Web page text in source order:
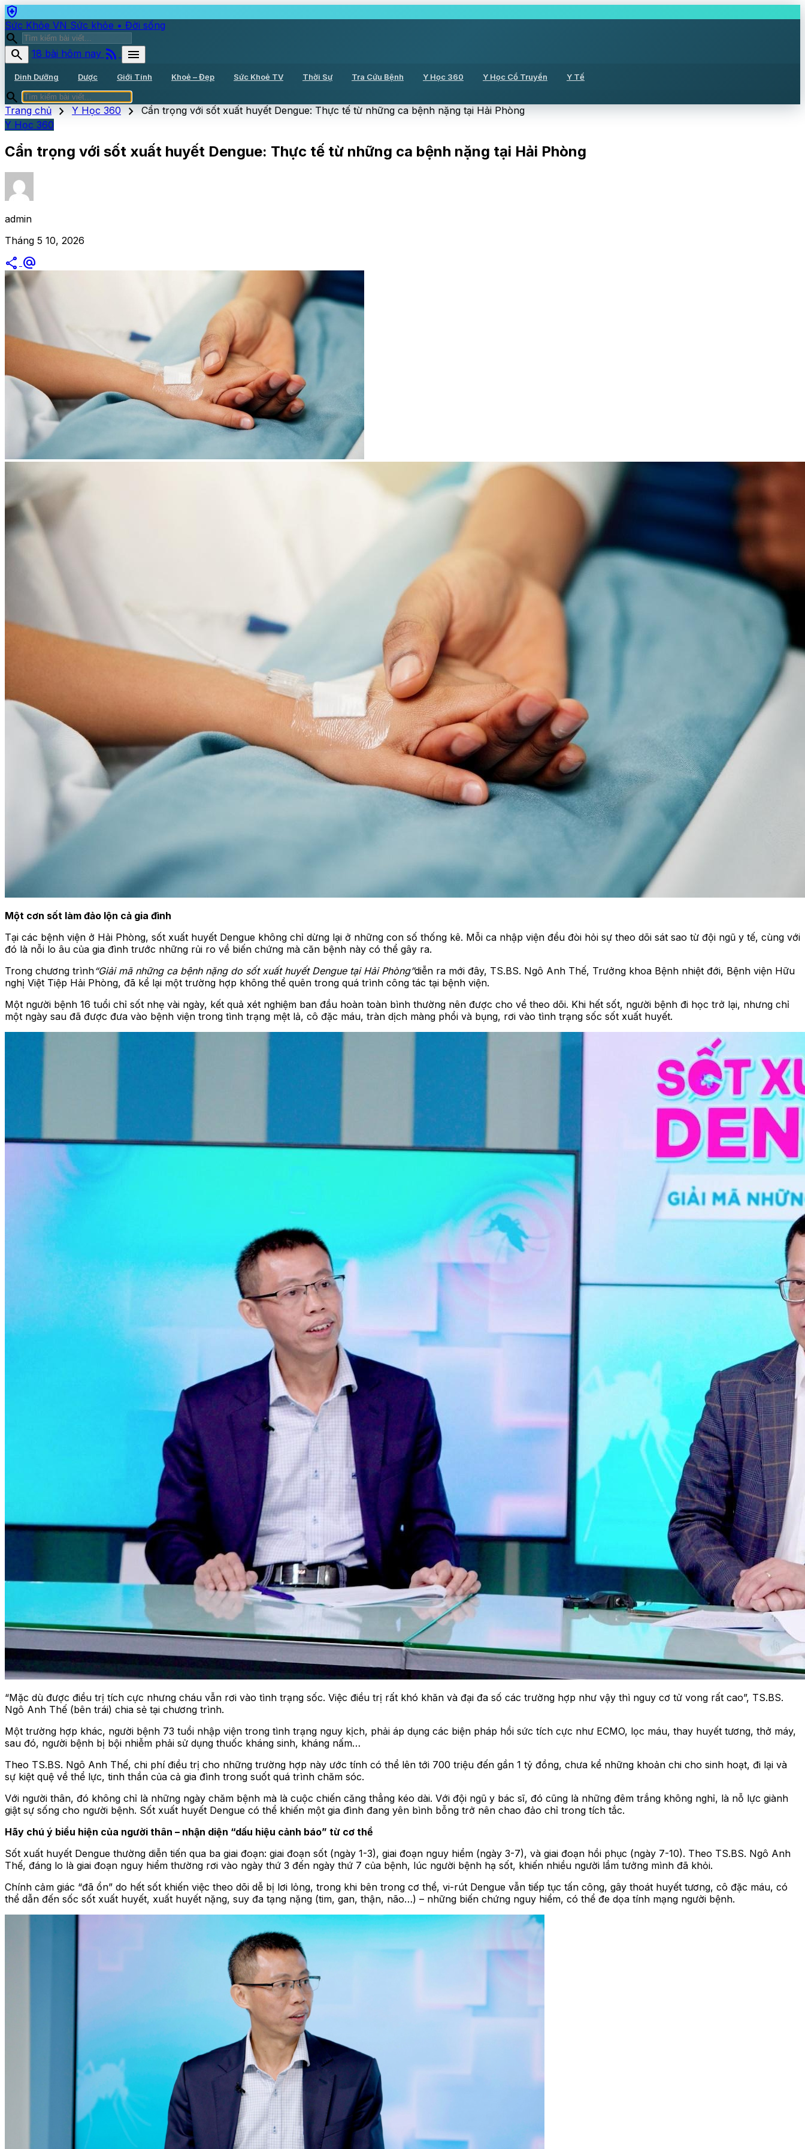
health_and_safety
Sức Khỏe VN Sức khỏe • Đời sống
search
search
18 bài hôm nay rss_feed menu
Dinh Dưỡng Dược Giới Tính Khoẻ – Đẹp Sức Khoẻ TV Thời Sự Tra Cứu Bệnh Y Học 360 Y Học Cổ Truyền Y Tế
search
Trang chủ chevron_right Y Học 360 chevron_right Cẩn trọng với sốt xuất huyết Dengue: Thực tế từ những ca bệnh nặng tại Hải Phòng
Y Học 360
Cẩn trọng với sốt xuất huyết Dengue: Thực tế từ những ca bệnh nặng tại Hải Phòng
admin
Tháng 5 10, 2026
share alternate_email
Một cơn sốt làm đảo lộn cả gia đình
Tại các bệnh viện ở Hải Phòng, sốt xuất huyết Dengue không chỉ dừng lại ở những con số thống kê. Mỗi ca nhập viện đều đòi hỏi sự theo dõi sát sao từ đội ngũ y tế, cùng với
đó là nỗi lo âu của gia đình trước những rủi ro về biến chứng mà căn bệnh này có thể gây ra.
Trong chương trình“Giải mã những ca bệnh nặng do sốt xuất huyết Dengue tại Hải Phòng”diễn ra mới đây, TS.BS. Ngô Anh Thế, Trưởng khoa Bệnh nhiệt đới, Bệnh viện Hữu
nghị Việt Tiệp Hải Phòng, đã kể lại một trường hợp không thể quên trong quá trình công tác tại bệnh viện.
Một người bệnh 16 tuổi chỉ sốt nhẹ vài ngày, kết quả xét nghiệm ban đầu hoàn toàn bình thường nên được cho về theo dõi. Khi hết sốt, người bệnh đi học trở lại, nhưng chỉ
một ngày sau đã được đưa vào bệnh viện trong tình trạng mệt lả, cô đặc máu, tràn dịch màng phổi và bụng, rơi vào tình trạng sốc sốt xuất huyết.
“Mặc dù được điều trị tích cực nhưng cháu vẫn rơi vào tình trạng sốc. Việc điều trị rất khó khăn và đại đa số các trường hợp như vậy thì nguy cơ tử vong rất cao”, TS.BS.
Ngô Anh Thế (bên trái) chia sẻ tại chương trình.
Một trường hợp khác, người bệnh 73 tuổi nhập viện trong tình trạng nguy kịch, phải áp dụng các biện pháp hồi sức tích cực như ECMO, lọc máu, thay huyết tương, thở máy,
sau đó, người bệnh bị bội nhiễm phải sử dụng thuốc kháng sinh, kháng nấm…
Theo TS.BS. Ngô Anh Thế, chi phí điều trị cho những trường hợp này ước tính có thể lên tới 700 triệu đến gần 1 tỷ đồng, chưa kể những khoản chi cho sinh hoạt, đi lại và
sự kiệt quệ về thể lực, tinh thần của cả gia đình trong suốt quá trình chăm sóc.
Với người thân, đó không chỉ là những ngày chăm bệnh mà là cuộc chiến căng thẳng kéo dài. Với đội ngũ y bác sĩ, đó cũng là những đêm trắng không nghỉ, là nỗ lực giành
giật sự sống cho người bệnh. Sốt xuất huyết Dengue có thể khiến một gia đình đang yên bình bỗng trở nên chao đảo chỉ trong tích tắc.
Hãy chú ý biểu hiện của người thân – nhận diện “dấu hiệu cảnh báo” từ cơ thể
Sốt xuất huyết Dengue thường diễn tiến qua ba giai đoạn: giai đoạn sốt (ngày 1-3), giai đoạn nguy hiểm (ngày 3-7), và giai đoạn hồi phục (ngày 7-10). Theo TS.BS. Ngô Anh
Thế, đáng lo là giai đoạn nguy hiểm thường rơi vào ngày thứ 3 đến ngày thứ 7 của bệnh, lúc người bệnh hạ sốt, khiến nhiều người lầm tưởng mình đã khỏi.
Chính cảm giác “đã ổn” do hết sốt khiến việc theo dõi dễ bị lơi lỏng, trong khi bên trong cơ thể, vi-rút Dengue vẫn tiếp tục tấn công, gây thoát huyết tương, cô đặc máu, có
thể dẫn đến sốc sốt xuất huyết, xuất huyết nặng, suy đa tạng nặng (tim, gan, thận, não…) – những biến chứng nguy hiểm, có thể đe dọa tính mạng người bệnh.